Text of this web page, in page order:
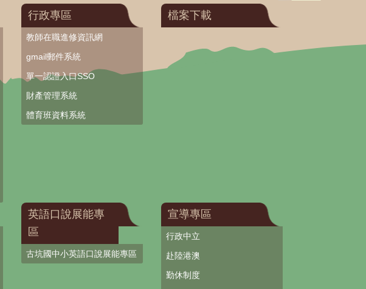
行政專區
教師在職進修資訊網
gmail郵件系統
單一認證入口SSO
財產管理系統
體育班資料系統
檔案下載
英語口說展能專
區
古坑國中小英語口說展能專區
宣導專區
行政中立
赴陸港澳
勤休制度